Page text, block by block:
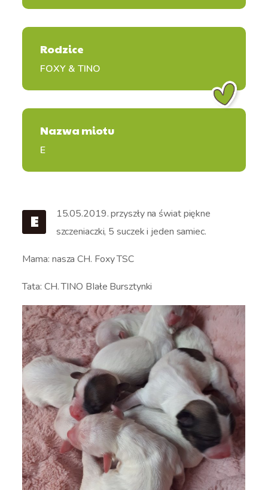
Rodzice
FOXY & TINO
Nazwa miotu
E
E
15.05.2019. przyszły na świat piękne
szczeniaczki, 5 suczek i jeden samiec.
Mama: nasza CH. Foxy TSC
Tata: CH. TINO BIałe Bursztynki